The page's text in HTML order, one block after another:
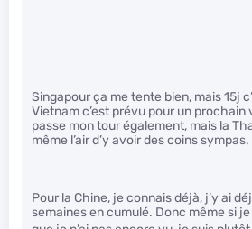
Singapour ça me tente bien, mais 15j
Vietnam c’est prévu pour un prochain
passe mon tour également, mais la
même l’air d’y avoir des coins sympas.
Pour la Chine, je connais déjà, j’y ai
semaines en cumulé. Donc même si